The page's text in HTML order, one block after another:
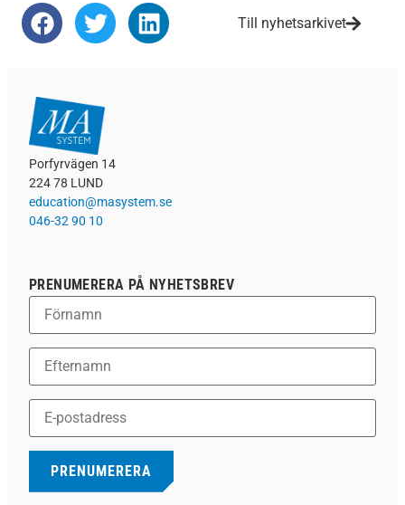
Till nyhetsarkivet
Porfyrvägen 14
224 78 LUND
education@masystem.se
046-32 90 10
PRENUMERERA PÅ NYHETSBREV